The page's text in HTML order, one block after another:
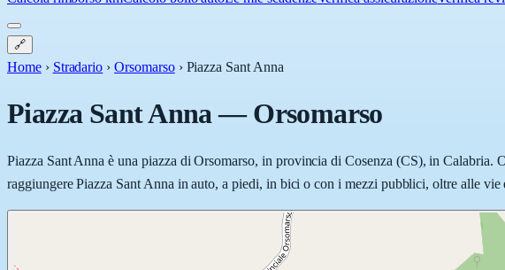
🔗
Home › Stradario › Orsomarso › Piazza Sant Anna
Piazza Sant Anna—Orsomarso
Piazza Sant Anna è una piazza di Orsomarso, in provincia di Cosenza (CS), in
raggiungere Piazza Sant Anna in auto, a piedi, in bici o con i mezzi pubblici, oltre alle vie